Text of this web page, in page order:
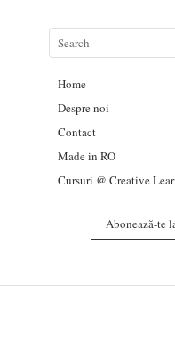
Home
Despre noi
Contact
Made in RO
Cursuri @ Creative
Abonează-te